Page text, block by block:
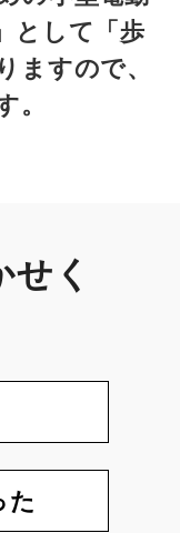
として「歩
ますので、
。
く
た